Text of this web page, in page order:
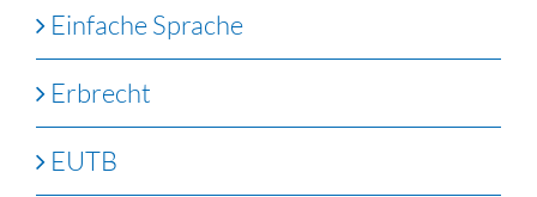
Einfache Sprache
Erbrecht
EUTB